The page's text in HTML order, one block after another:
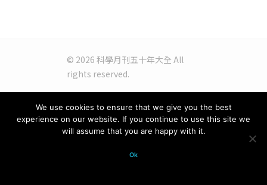
© 2026 科學月刊五十年大全 All
rights reserved.
We use cookies to ensure that we give you the best
experience on our website. If you continue to use this site we
will assume that you are happy with it.
Ok